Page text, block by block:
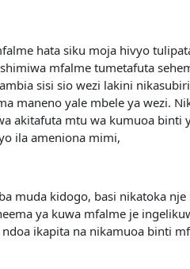
hata siku moja hivyo
mfalme tumetafuta
sisi sio wezi lakini
maneno yale mbele ya wezi.
akitafuta mtu wa kumuoa binti
ila ameniona mimi,
muda kidogo, basi nikatoka
ya kuwa mfalme je
ikapita na nikamuoa binti